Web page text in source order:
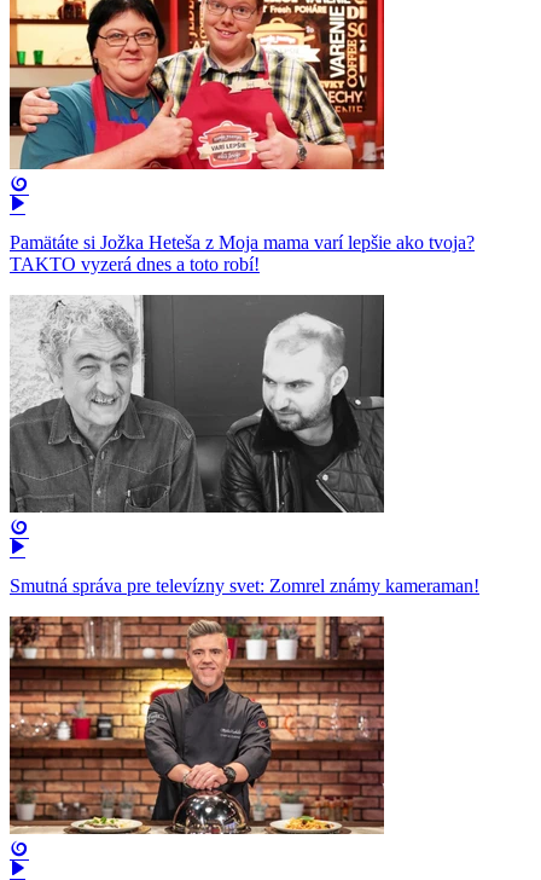
Pamätáte si Jožka Heteša z Moja mama varí lepšie ako tvoja?
TAKTO vyzerá dnes a toto robí!
Smutná správa pre televízny svet: Zomrel známy kameraman!